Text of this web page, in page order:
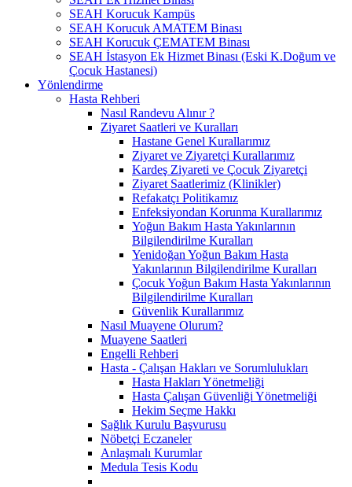
SEAH Korucuk Kampüs
SEAH Korucuk AMATEM Binası
SEAH Korucuk ÇEMATEM Binası
SEAH İstasyon Ek Hizmet Binası (Eski K.Doğum ve
Çocuk Hastanesi)
Yönlendirme
Hasta Rehberi
Nasıl Randevu Alınır ?
Ziyaret Saatleri ve Kuralları
Hastane Genel Kurallarımız
Ziyaret ve Ziyaretçi Kurallarımız
Kardeş Ziyareti ve Çocuk Ziyaretçi
Ziyaret Saatlerimiz (Klinikler)
Refakatçı Politikamız
Enfeksiyondan Korunma Kurallarımız
Yoğun Bakım Hasta Yakınlarının
Bilgilendirilme Kuralları
Yenidoğan Yoğun Bakım Hasta
Yakınlarının Bilgilendirilme Kuralları
Çocuk Yoğun Bakım Hasta Yakınlarının
Bilgilendirilme Kuralları
Güvenlik Kurallarımız
Nasıl Muayene Olurum?
Muayene Saatleri
Engelli Rehberi
Hasta - Çalışan Hakları ve Sorumlulukları
Hasta Hakları Yönetmeliği
Hasta Çalışan Güvenliği Yönetmeliği
Hekim Seçme Hakkı
Sağlık Kurulu Başvurusu
Nöbetçi Eczaneler
Anlaşmalı Kurumlar
Medula Tesis Kodu